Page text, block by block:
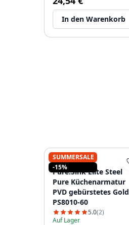
In den Warenkorb
SUMMERSALE
-15%
PURE.SINK
Pure.Sink Elite Steel
Pure Küchenarmatur
PVD gebürstetes Gold
PS8010-60
5.0(2)
Auf Lager